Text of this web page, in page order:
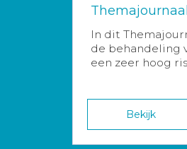
In dit
de behandeling
een zeer hoog
Bekijk